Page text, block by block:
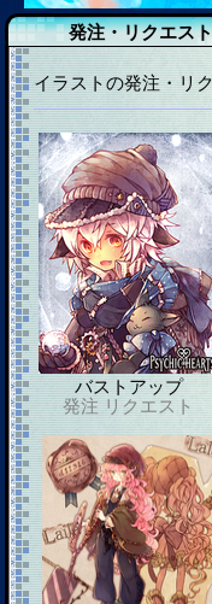
発注・リクエスト
イラストの発注・リ
バストアップ
発注 リクエスト